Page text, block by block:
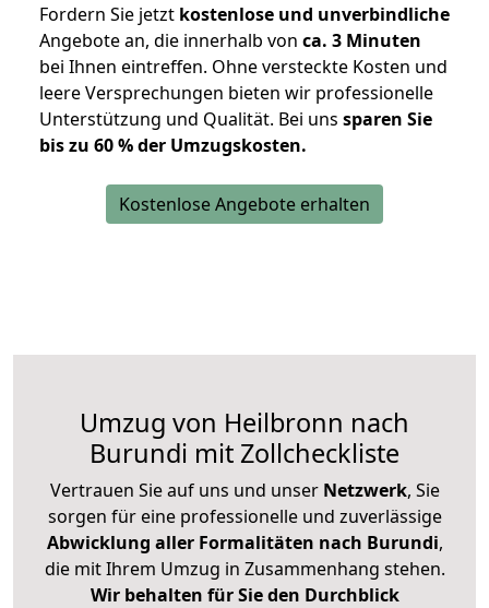
Fordern Sie jetzt kostenlose und unverbindliche
Angebote an, die innerhalb von ca. 3 Minuten
bei Ihnen eintreffen. Ohne versteckte Kosten und
leere Versprechungen bieten wir professionelle
Unterstützung und Qualität. Bei uns sparen Sie
bis zu 60 % der Umzugskosten.
Kostenlose Angebote erhalten
Umzug von Heilbronn nach
Burundi mit Zollcheckliste
Vertrauen Sie auf uns und unser Netzwerk, Sie
sorgen für eine professionelle und zuverlässige
Abwicklung aller Formalitäten nach Burundi,
die mit Ihrem Umzug in Zusammenhang stehen.
Wir behalten für Sie den Durchblick